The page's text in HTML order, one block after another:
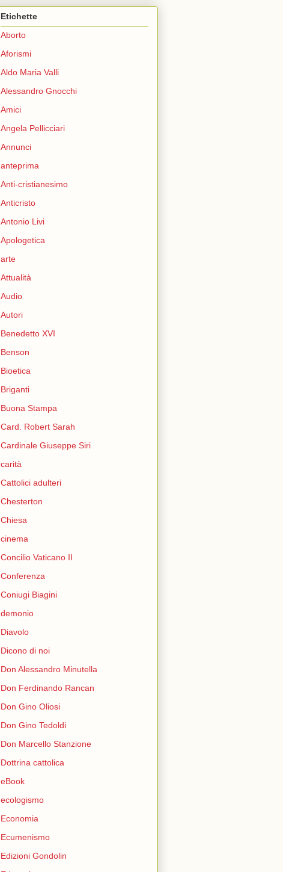
Etichette
Aborto
Aforismi
Aldo Maria Valli
Alessandro Gnocchi
Amici
Angela Pellicciari
Annunci
anteprima
Anti-cristianesimo
Anticristo
Antonio Livi
Apologetica
arte
Attualità
Audio
Autori
Benedetto XVI
Benson
Bioetica
Briganti
Buona Stampa
Card. Robert Sarah
Cardinale Giuseppe Siri
carità
Cattolici adulteri
Chesterton
Chiesa
cinema
Concilio Vaticano II
Conferenza
Coniugi Biagini
demonio
Diavolo
Dicono di noi
Don Alessandro Minutella
Don Ferdinando Rancan
Don Gino Oliosi
Don Gino Tedoldi
Don Marcello Stanzione
Dottrina cattolica
eBook
ecologismo
Economia
Ecumenismo
Edizioni Gondolin